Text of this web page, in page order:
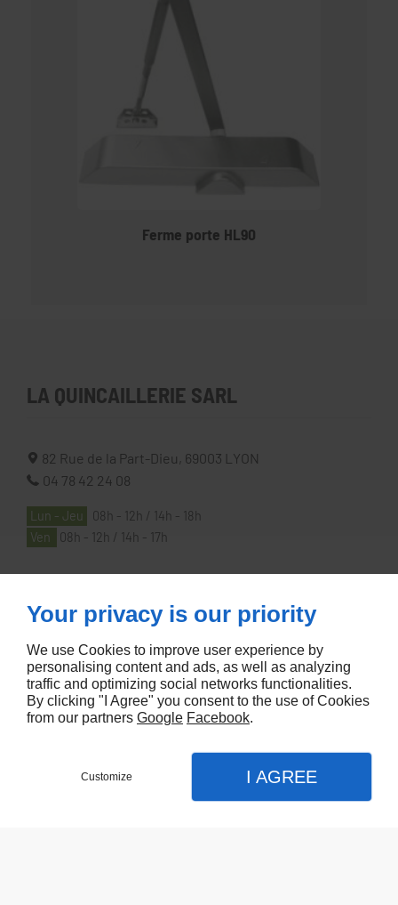
Ferme porte HL90
LA QUINCAILLERIE SARL
82 Rue de la Part-Dieu, 69003
LYON
04 78 42 24 08
Lun - Jeu
08h - 12h / 14h - 18h
Ven
08h - 12h / 14h - 17h
À PROPOS
Accueil
Contactez-nous
Mentions légales
Plan du site
Your privacy is our priority
We use Cookies to improve user experience by
personalising content and ads, as well as analyzing
traffic and optimizing social networks functionalities.
By clicking "I Agree" you consent to the use of Cookies
from our partners Google Facebook.
Customize I AGREE